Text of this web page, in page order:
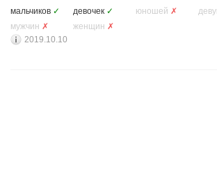
мальчиков ✓ девочек ✓ юношей ✗
мужчин ✗ женщин ✗
2019.10.10